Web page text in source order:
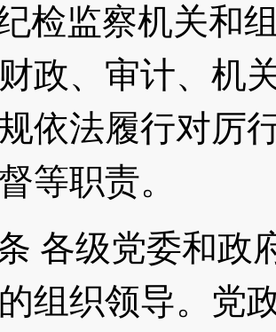
检监察机关和
政、审计、机
依法履行对厉
等职责。
各级党委和政
组织领导。党